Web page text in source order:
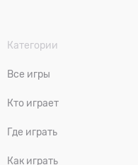
Категории
Все игры
Кто играет
Где играть
Как играть